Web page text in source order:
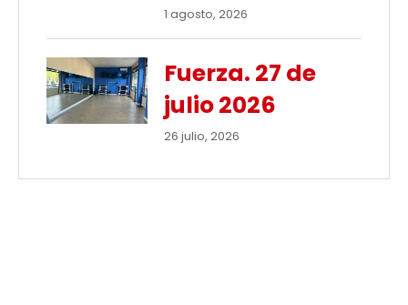
1 agosto, 2026
Fuerza. 27 de
julio 2026
26 julio, 2026